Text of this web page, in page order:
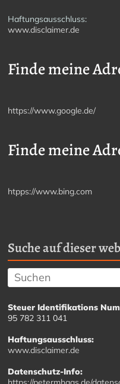
Haftungsausschluss:
www.disclaimer.de
Finde meine
https://www.google.de/
Finde meine
htpps://www.bing.com
Suche auf dieser
Steuer Identifikations
95 782 311 041
Haftungsausschluss:
www.disclaimer.de
Datenschutz-Info: